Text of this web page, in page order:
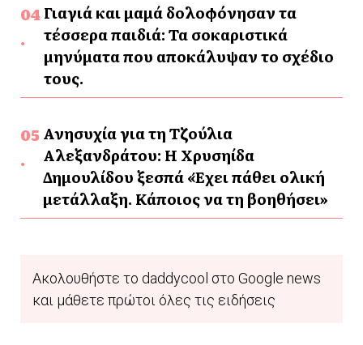
Γιαγιά και μαμά δολοφόνησαν τα
τέσσερα παιδιά: Τα σοκαριστικά
μηνύματα που αποκάλυψαν το σχέδιο
τους.
Ανησυχία για τη Τζούλια
Αλεξανδράτου: Η Χρυσηίδα
Δημουλίδου ξεσπά «Έχει πάθει ολική
μετάλλαξη. Κάποιος να τη βοηθήσει»
Ακολουθήστε το daddycool στο Google news
και μάθετε πρώτοι όλες τις ειδήσεις